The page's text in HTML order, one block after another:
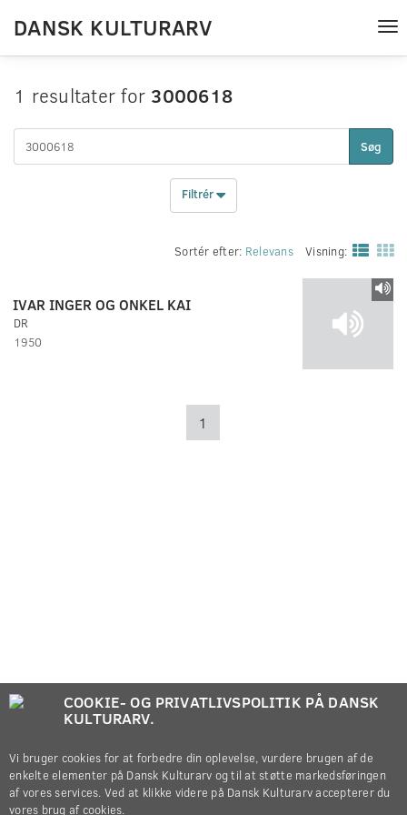
DANSK KULTURARV
1 resultater for 3000618
Søg
Filtrér
Sortér efter: Relevans Visning:
IVAR INGER OG ONKEL KAI
DR
1950
1
COOKIE- OG PRIVATLIVSPOLITIK PÅ DANSK
KULTURARV.
Vi bruger cookies for at forbedre din oplevelse, vurdere brugen af de
enkelte elementer på Dansk Kulturarv og til at støtte markedsføringen
af vores services. Ved at klikke videre på Dansk Kulturarv accepterer du
vores brug af cookies.